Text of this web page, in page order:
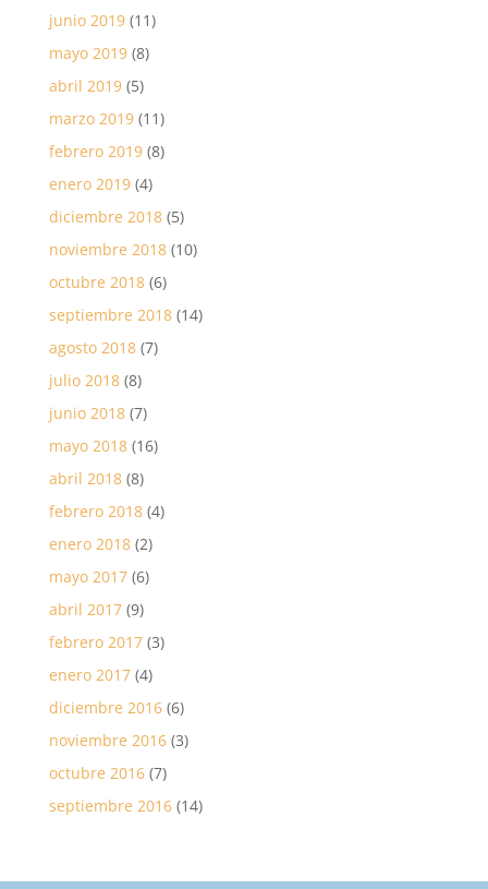
junio 2019(11)
mayo 2019(8)
abril 2019(5)
marzo 2019(11)
febrero 2019(8)
enero 2019(4)
diciembre 2018(5)
noviembre 2018(10)
octubre 2018(6)
septiembre 2018(14)
agosto 2018(7)
julio 2018(8)
junio 2018(7)
mayo 2018(16)
abril 2018(8)
febrero 2018(4)
enero 2018(2)
mayo 2017(6)
abril 2017(9)
febrero 2017(3)
enero 2017(4)
diciembre 2016(6)
noviembre 2016(3)
octubre 2016(7)
septiembre 2016(14)